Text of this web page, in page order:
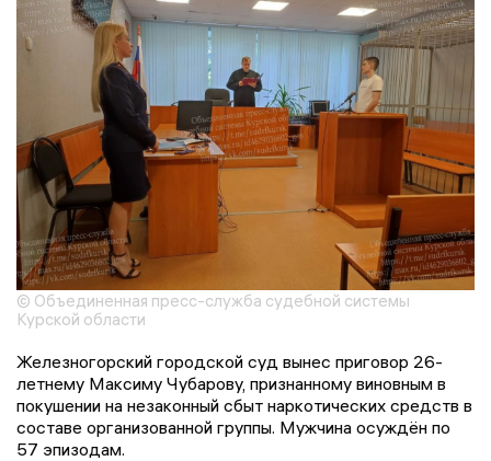
© Объединенная пресс-служба судебной системы
Курской области
Железногорский городской суд вынес приговор 26-
летнему Максиму Чубарову, признанному виновным в
покушении на незаконный сбыт наркотических средств в
составе организованной группы. Мужчина осуждён по
57 эпизодам.